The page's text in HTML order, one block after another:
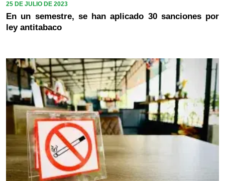
25 DE JULIO DE 2023
En un semestre, se han aplicado 30 sanciones por
ley antitabaco